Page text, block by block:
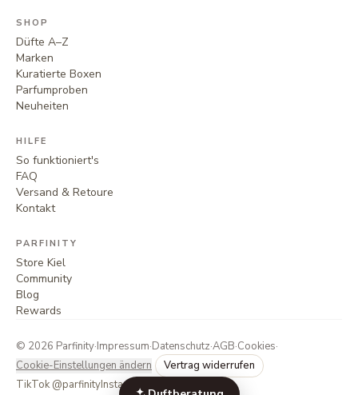
SHOP
Düfte A–Z
Marken
Kuratierte Boxen
Parfumproben
Neuheiten
HILFE
So funktioniert's
FAQ
Versand & Retoure
Kontakt
PARFINITY
Store Kiel
Community
Blog
Rewards
© 2026 Parfinity·Impressum·Datenschutz·AGB·Cookies·
Cookie-Einstellungen ändern
Vertrag widerrufen
TikTok @parfinityInstagram @parfinity.de